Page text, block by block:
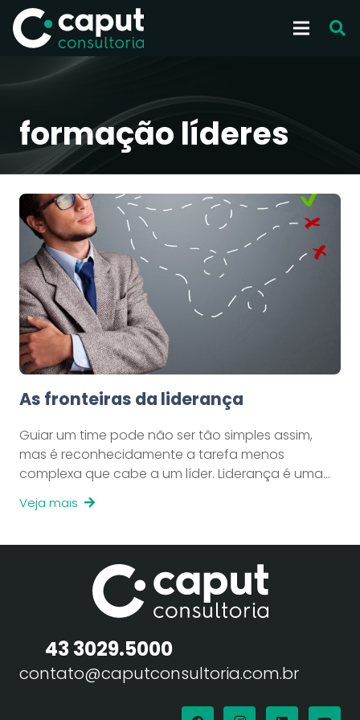
formação líderes
As fronteiras da liderança
Guiar um time pode não ser tão simples assim,
mas é reconhecidamente a tarefa menos
complexa que cabe a um líder. Liderança é uma…
Veja mais
43 3029.5000
contato@caputconsultoria.com.br